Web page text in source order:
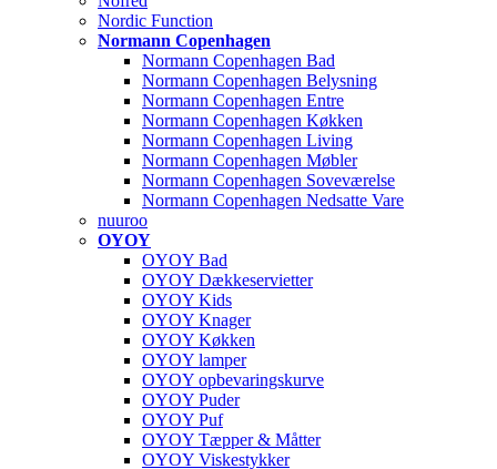
Nordic Function
Normann Copenhagen
Normann Copenhagen Bad
Normann Copenhagen Belysning
Normann Copenhagen Entre
Normann Copenhagen Køkken
Normann Copenhagen Living
Normann Copenhagen Møbler
Normann Copenhagen Soveværelse
Normann Copenhagen Nedsatte Vare
nuuroo
OYOY
OYOY Bad
OYOY Dækkeservietter
OYOY Kids
OYOY Knager
OYOY Køkken
OYOY lamper
OYOY opbevaringskurve
OYOY Puder
OYOY Puf
OYOY Tæpper & Måtter
OYOY Viskestykker